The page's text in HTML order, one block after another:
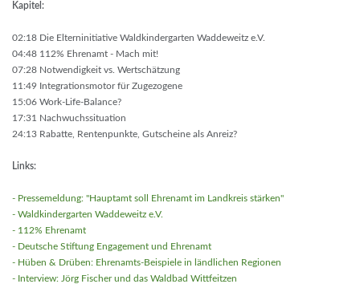
Kapitel:
02:18 Die Elterninitiative Waldkindergarten Waddeweitz e.V.
04:48 112% Ehrenamt - Mach mit!
07:28 Notwendigkeit vs. Wertschätzung
11:49 Integrationsmotor für Zugezogene
15:06 Work-Life-Balance?
17:31 Nachwuchssituation
24:13 Rabatte, Rentenpunkte, Gutscheine als Anreiz?
Links:
- Pressemeldung: "Hauptamt soll Ehrenamt im Landkreis stärken"
- Waldkindergarten Waddeweitz e.V.
- 112% Ehrenamt
- Deutsche Stiftung Engagement und Ehrenamt
- Hüben & Drüben: Ehrenamts-Beispiele in ländlichen Regionen
- Interview: Jörg Fischer und das Waldbad Wittfeitzen